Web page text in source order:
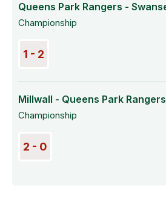
Queens Park Rangers -
Championship
1 - 2
Millwall - Queens Park Rangers
Championship
2 - 0